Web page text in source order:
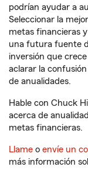
podrían ayudar a
Seleccionar la
metas financieras
una futura fuente
inversión que
aclarar la
de anualidades.
Hable con Chuck
acerca de
metas financieras.
Llame o envíe un
más información